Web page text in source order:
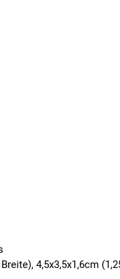
4,5x3,5x1,6cm